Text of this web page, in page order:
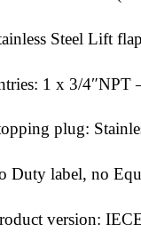
Steel Lift
1 x 3/4″NPT
plug:
Duty label, no
version: